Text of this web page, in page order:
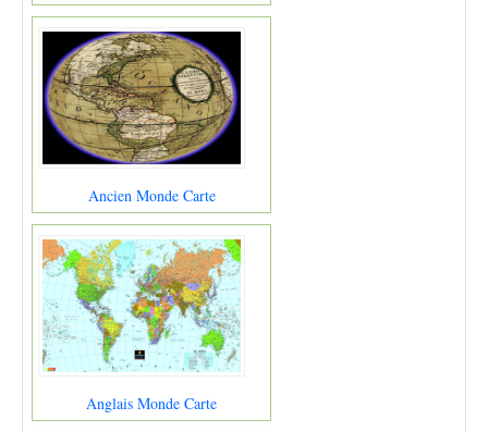
Ancien Monde Carte
Anglais Monde Carte